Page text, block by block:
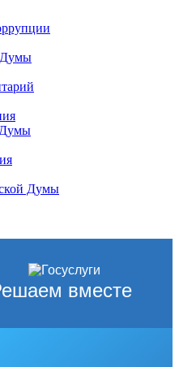
Думы
Думы
Думы
вместе